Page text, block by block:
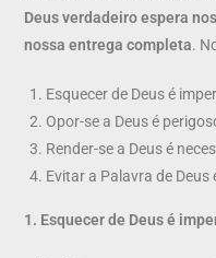
Deus verdadeiro espera
nossa entrega completa.
Esquecer de Deus é
Opor-se a Deus é
Render-se a Deus é
Evitar a Palavra de Deus
1. Esquecer de Deus é